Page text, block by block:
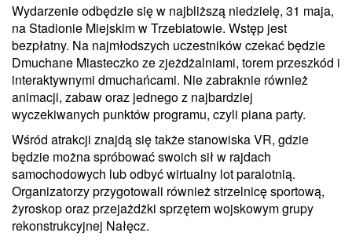
Wydarzenie odbędzie się w najbliższą niedzielę, 31 maja,
na Stadionie Miejskim w Trzebiatowie. Wstęp jest
bezpłatny. Na najmłodszych uczestników czekać będzie
Dmuchane Miasteczko ze zjeżdżalniami, torem przeszkód i
interaktywnymi dmuchańcami. Nie zabraknie również
animacji, zabaw oraz jednego z najbardziej
wyczekiwanych punktów programu, czyli piana party.
Wśród atrakcji znajdą się także stanowiska VR, gdzie
będzie można spróbować swoich sił w rajdach
samochodowych lub odbyć wirtualny lot paralotnią.
Organizatorzy przygotowali również strzelnicę sportową,
żyroskop oraz przejażdżki sprzętem wojskowym grupy
rekonstrukcyjnej Nałęcz.